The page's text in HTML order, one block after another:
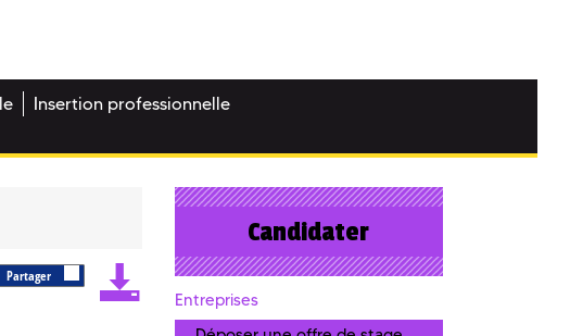
Insertion professionnelle
Partager
Candidater
Entreprises